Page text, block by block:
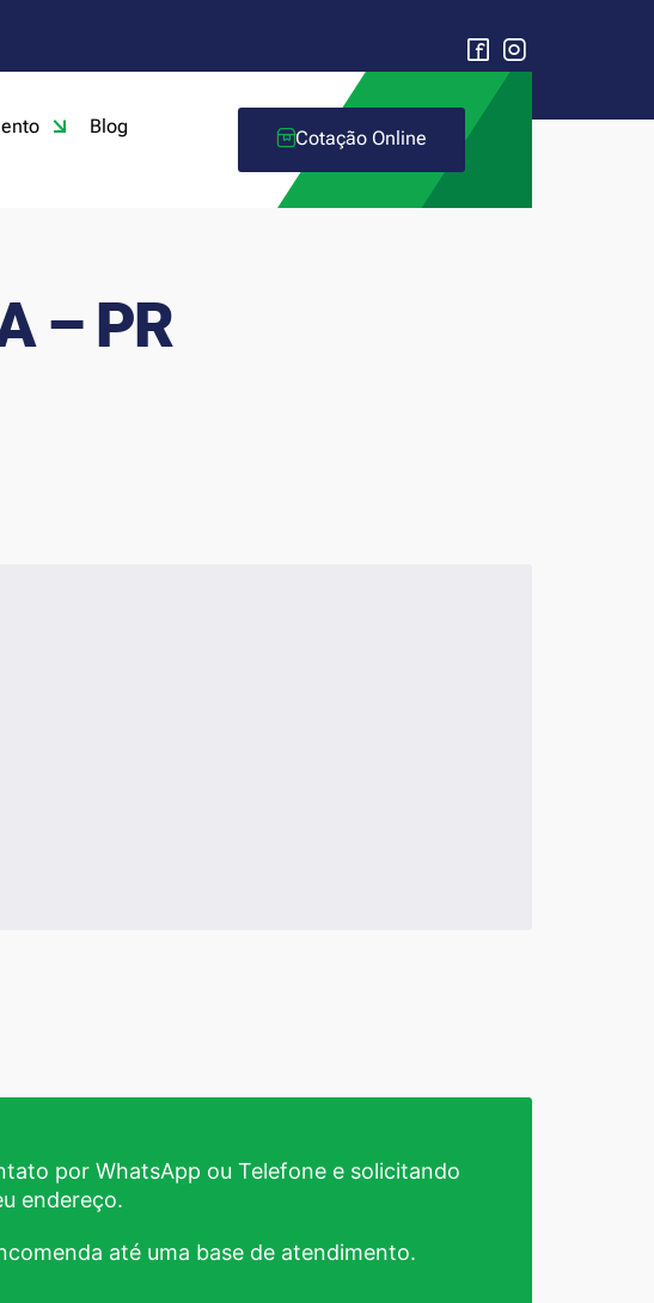
Blog
Cotação Online
– PR
por WhatsApp ou Telefone e solicitando
endereço.
até uma base de atendimento.